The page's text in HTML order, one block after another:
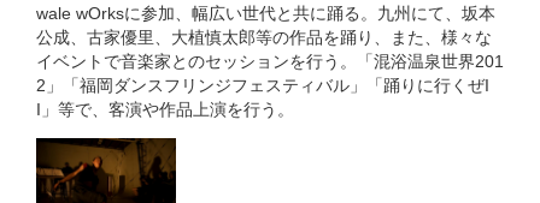
wale wOrksに参加、幅広い世代と共に踊る。九州にて、坂本
公成、古家優里、大植慎太郎等の作品を踊り、また、様々な
イベントで音楽家とのセッションを行う。「混浴温泉世界201
2」「福岡ダンスフリンジフェスティバル」「踊りに行くぜI
I」等で、客演や作品上演を行う。